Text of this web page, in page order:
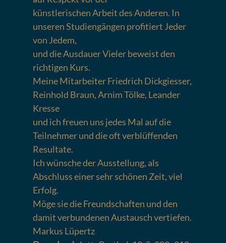
künstlerischen Arbeit des Anderen. In
unseren Studiengängen profitiert Jeder
von Jedem,
und die Ausdauer Vieler beweist den
richtigen Kurs.
Meine Mitarbeiter Friedrich Dickgiesser,
Reinhold Braun, Arnim Tölke, Leander
Kresse
und ich freuen uns jedes Mal auf die
Teilnehmer und die oft verblüffenden
Resultate.
Ich wünsche der Ausstellung, als
Abschluss einer sehr schönen Zeit, viel
Erfolg.
Möge sie die Freundschaften und den
damit verbundenen Austausch vertiefen.
Markus Lüpertz